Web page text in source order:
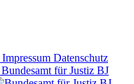
Impressum Datenschutz